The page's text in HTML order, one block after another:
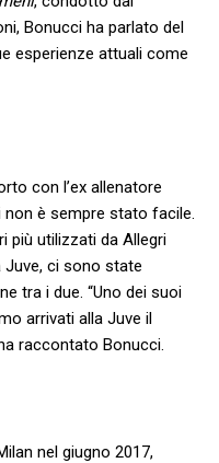
Bonucci ha parlato del
esperienze attuali ⁢come
con l’ex allenatore
è sempre stato facile.
più utilizzati da Allegri
Juve, ci sono state
tra i​ due. “Uno dei suoi
arrivati alla Juve il
raccontato Bonucci.
nel ⁣giugno 2017,